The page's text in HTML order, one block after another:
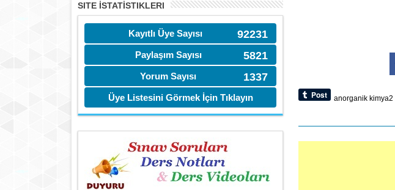
SITE İSTATİSTIKLERI
92231
Kayıtlı Üye Sayısı
5821
Paylaşım Sayısı
1337
Yorum Sayısı
Üye Listesini Görmek İçin Tıklayın anorganik kimya2